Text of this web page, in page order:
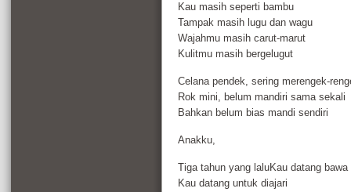
Kau masih seperti bambu
Tampak masih lugu dan wagu
Wajahmu masih carut-marut
Kulitmu masih bergelugut
Celana pendek, sering merengek-
Rok mini, belum mandiri sama sekali
Bahkan belum bias mandi sendiri
Anakku,
Tiga tahun yang laluKau datang
Kau datang untuk diajari